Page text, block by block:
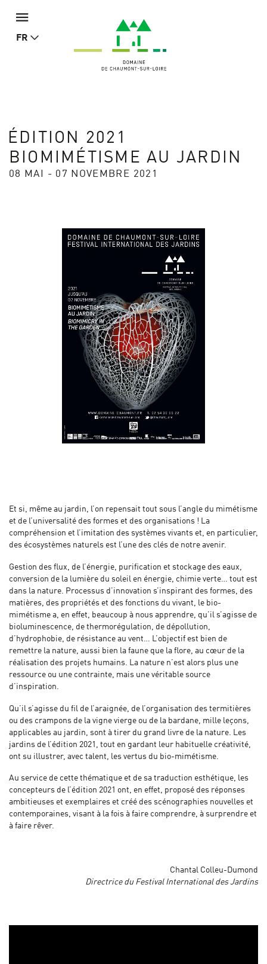
FR
ÉDITION 2021
BIOMIMÉTISME AU JARDIN
08 MAI - 07 NOVEMBRE 2021
Et si, même au jardin, l’on repensait tout sous l’angle du mimétisme
et de l’universalité des formes et des organisations ! La
compréhension et l’imitation des systèmes vivants et, en particulier,
des écosystèmes naturels est l’une des clés de notre avenir.
Gestion des flux, de l’énergie, purification et stockage des eaux,
conversion de la lumière du soleil en énergie, chimie verte… tout est
dans la nature. Processus d’innovation s’inspirant des formes, des
matières, des propriétés et des fonctions du vivant, le bio-
mimétisme a, en effet, beaucoup à nous apprendre, qu’il s’agisse de
bioluminescence, de thermorégulation, de dépollution,
d’hydrophobie, de résistance au vent… L’objectif est bien de
remettre la nature, aussi bien la faune que la flore, au cœur de la
réalisation des projets humains. La nature n’est alors plus une
ressource ou une contrainte, mais une véritable source
d’inspiration.
Qu’il s’agisse du fil de l’araignée, de l’organisation des termitières
ou des crampons de la vigne vierge ou de la bardane, mille leçons,
applicables au jardin, sont à tirer du grand livre de la nature. Les
jardins de l’édition 2021, tout en gardant leur habituelle créativité,
ont su illustrer, avec talent, les vertus du bio-mimétisme.
Au service de cette thématique et de sa traduction esthétique, les
concepteurs de l’édition 2021 ont, en effet, proposé des réponses
ambitieuses et exemplaires et créé des scénographies nouvelles et
contemporaines, visant à la fois à faire comprendre, à surprendre et
à faire rêver.
Chantal Colleu-Dumond
Directrice du Festival International des Jardins